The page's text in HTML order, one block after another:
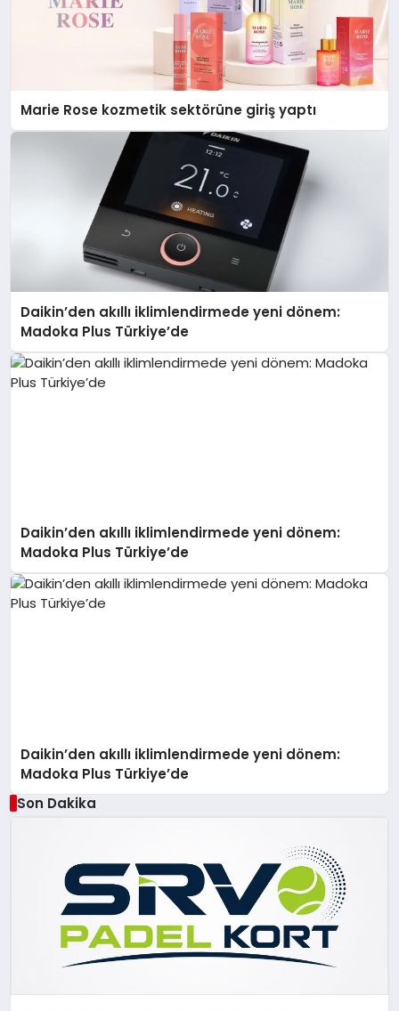
Marie Rose kozmetik sektörüne giriş yaptı
Daikin’den akıllı iklimlendirmede yeni dönem:
Madoka Plus Türkiye’de
Daikin’den akıllı iklimlendirmede yeni dönem:
Madoka Plus Türkiye’de
Daikin’den akıllı iklimlendirmede yeni dönem:
Madoka Plus Türkiye’de
Son Dakika